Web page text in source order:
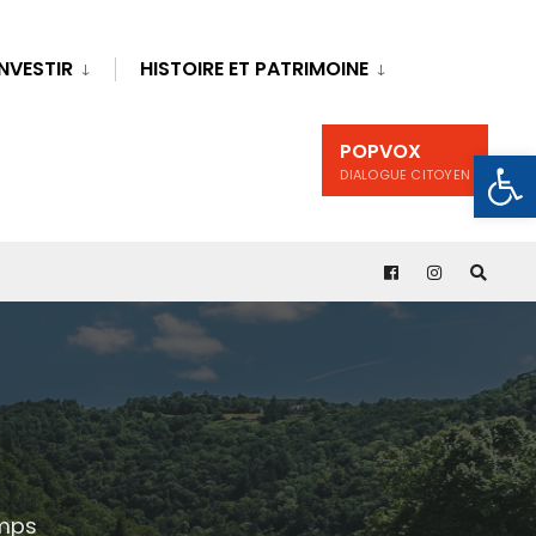
HISTOIRE ET PATRIMOINE
POPVOX
DIALOGUE CITOYEN